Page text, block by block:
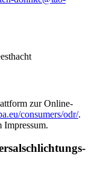
zur Online-
consumers/odr/.
Impressum.